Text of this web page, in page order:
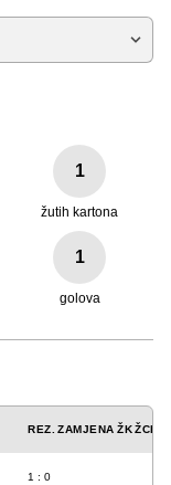
1
žutih kartona
1
golova
REZ. ZAMJENA ŽKŽCK
1 : 0